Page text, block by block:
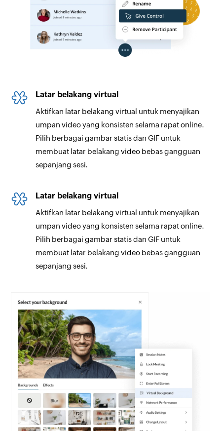
Latar belakang virtual
Aktifkan latar belakang virtual untuk menyajikan
umpan video yang konsisten selama rapat online.
Pilih berbagai gambar statis dan GIF untuk
membuat latar belakang video bebas gangguan
sepanjang sesi.
Latar belakang virtual
Aktifkan latar belakang virtual untuk menyajikan
umpan video yang konsisten selama rapat online.
Pilih berbagai gambar statis dan GIF untuk
membuat latar belakang video bebas gangguan
sepanjang sesi.